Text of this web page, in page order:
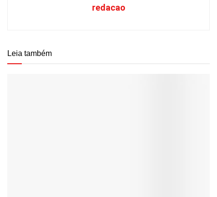
redacao
Leia também